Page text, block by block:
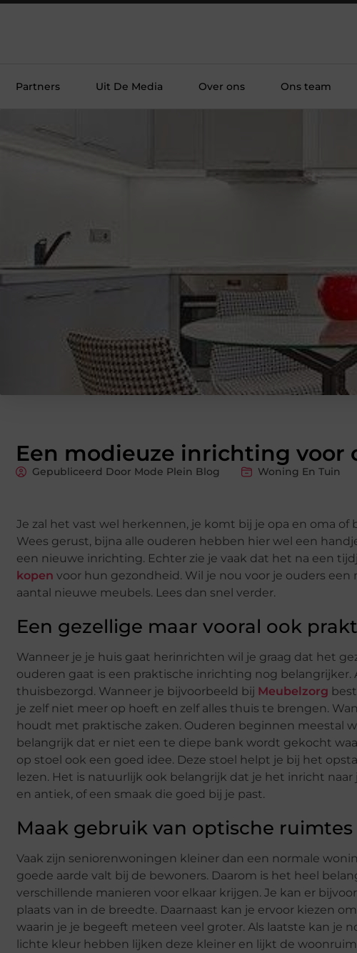
Partners Uit De Media Over ons Ons team
Een modieuze inrichting voor
Gepubliceerd Door Mode Plein Blog Woning En Tuin
Je zal het vast wel herkennen, je komt bij je opa en oma
Wees gerust, bijna alle ouderen hebben hier wel een
een nieuwe inrichting. Echter zie je vaak dat het na een
kopen voor hun gezondheid. Wil je nou voor je ouders
aantal nieuwe meubels. Lees dan snel verder.
Een gezellige maar vooral ook
Wanneer je je huis gaat herinrichten wil je graag dat het
ouderen gaat is een praktische inrichting nog
thuisbezorgd. Wanneer je bijvoorbeeld bij Meubelzorg
je zelf niet meer op hoeft en zelf alles thuis te brengen.
houdt met praktische zaken. Ouderen beginnen meestal
belangrijk dat er niet een te diepe bank wordt gekocht
op stoel ook een goed idee. Deze stoel helpt je bij het
lezen. Het is natuurlijk ook belangrijk dat je het inricht
en antiek, of een smaak die goed bij je past.
Maak gebruik van optische ruimtes
Vaak zijn seniorenwoningen kleiner dan een normale
goede aarde valt bij de bewoners. Daarom is het heel
verschillende manieren voor elkaar krijgen. Je kan er
plaats van in de breedte. Daarnaast kan je ervoor kiezen
waarin je je begeeft meteen veel groter. Als laatste kan je
lichte kleur hebben lijken deze kleiner en lijkt de